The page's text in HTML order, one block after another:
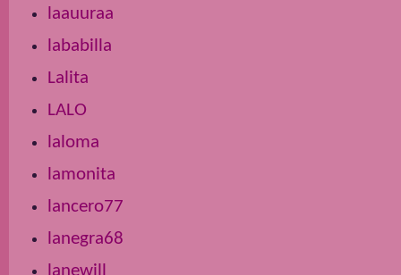
laauuraa
lababilla
Lalita
LALO
laloma
lamonita
lancero77
lanegra68